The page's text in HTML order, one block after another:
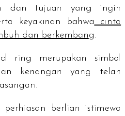
dan tujuan yang ingin
keyakinan bahwa
cinta
dan berkembang.
ring merupakan simbol
kenangan yang telah
berlian istimewa